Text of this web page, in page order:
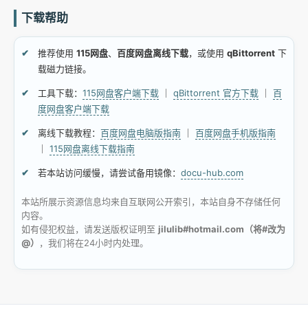
下载帮助
推荐使用 115网盘、 百度网盘离线下载，或使用 qBittorrent 下
载磁力链接。
工具下载： 115网盘客户端下载 qBittorrent 官方下载
百
度网盘客户端下载
离线下载教程： 百度网盘电脑版指南
百度网盘手机版指南
115网盘离线下载指南
若本站访问缓慢，请尝试备用镜像： docu-hub.com
本站所展示资源信息均来自互联网公开索引，本站自身不存储任何
内容。
如有侵犯权益，请发送版权证明至 jilulib#hotmail.com（将#改为
@）
，我们将在24小时内处理。